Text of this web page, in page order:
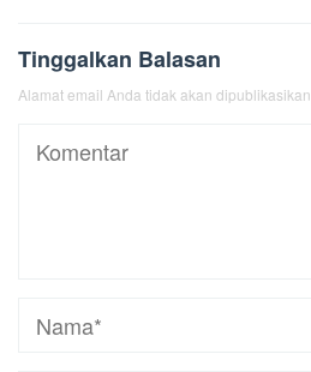
Tinggalkan Balasan
Alamat email Anda tidak akan dipublikasikan.